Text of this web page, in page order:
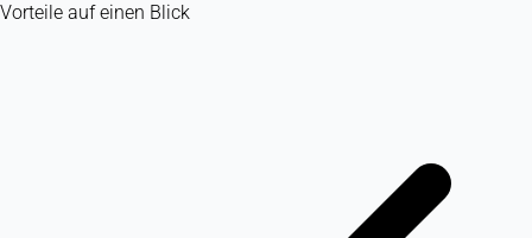
Vorteile auf einen Blick